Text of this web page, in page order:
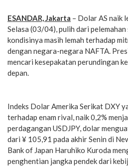
ESANDAR, Jakarta – Dolar AS naik
Selasa (03/04), pulih dari
kondisinya masih lemah terhadap
dengan negara-negara NAFTA.
mencari kesepakatan perundingan
depan.
Indeks Dolar Amerika Serikat DXY
terhadap enam rival, naik 0,2%
perdagangan USDJPY, dolar
dari ¥ 105,91 pada akhir Senin di
Bank of Japan Haruhiko Kuroda
penghentian jangka pendek dari